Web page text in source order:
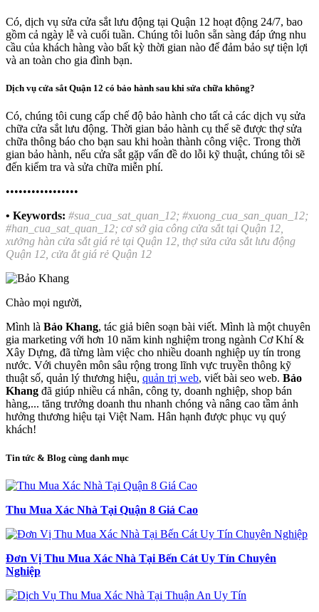
Có, dịch vụ sửa cửa sắt lưu động tại Quận 12 hoạt động 24/7, bao
gồm cả ngày lễ và cuối tuần. Chúng tôi luôn sẵn sàng đáp ứng nhu
cầu của khách hàng vào bất kỳ thời gian nào để đảm bảo sự tiện lợi
và an toàn cho gia đình bạn.
Dịch vụ cửa sắt Quận 12 có bảo hành sau khi sửa chữa không?
Có, chúng tôi cung cấp chế độ bảo hành cho tất cả các dịch vụ sửa
chữa cửa sắt lưu động. Thời gian bảo hành cụ thể sẽ được thợ sửa
chữa thông báo cho bạn sau khi hoàn thành công việc. Trong thời
gian bảo hành, nếu cửa sắt gặp vấn đề do lỗi kỹ thuật, chúng tôi sẽ
đến kiểm tra và sửa chữa miễn phí.
•••••••••••••••••
• Keywords: #sua_cua_sat_quan_12; #xuong_cua_san_quan_12;
#han_cua_sat_quan_12; cơ sở gia công cửa sắt tại Quận 12,
xưởng hàn cửa sắt giá rẻ tại Quận 12, thợ sửa cửa sắt lưu động
Quận 12, cửa ắt giá rẻ Quận 12
Chào mọi người,
Mình là Bảo Khang, tác giả biên soạn bài viết. Mình là một chuyên
gia marketing với hơn 10 năm kinh nghiệm trong ngành Cơ Khí &
Xây Dựng, đã từng làm việc cho nhiều doanh nghiệp uy tín trong
nước. Với chuyên môn sâu rộng trong lĩnh vực truyền thông kỹ
thuật số, quản lý thương hiệu, quản trị web, viết bài seo web. Bảo
Khang đã giúp nhiều cá nhân, công ty, doanh nghiệp, shop bán
hàng,... tăng trưởng doanh thu nhanh chóng và nâng cao tầm ảnh
hưởng thương hiệu tại Việt Nam. Hân hạnh được phục vụ quý
khách!
Tin tức & Blog cùng danh mục
Thu Mua Xác Nhà Tại Quận 8 Giá Cao
Đơn Vị Thu Mua Xác Nhà Tại Bến Cát Uy Tín Chuyên
Nghiệp